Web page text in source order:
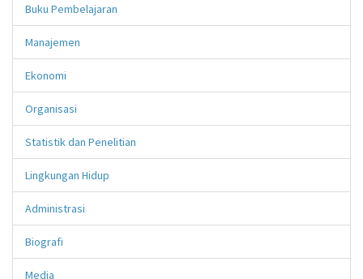
Buku Pembelajaran
Manajemen
Ekonomi
Organisasi
Statistik dan Penelitian
Lingkungan Hidup
Administrasi
Biografi
Media